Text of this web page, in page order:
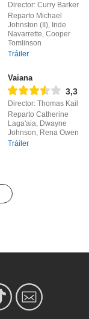
Director: Curry Barker
Reparto Michael
Johnston (II), Inde
Navarrette, Cooper
Tomlinson
Tráiler
Vaiana
3,3
Director: Thomas Kail
Reparto Catherine
Laga'aia, Dwayne
Johnson, Rena Owen
Tráiler